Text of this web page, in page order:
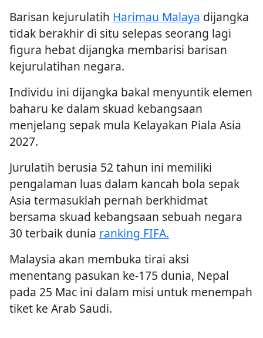
Barisan kejurulatih Harimau Malaya dijangka
tidak berakhir di situ selepas seorang lagi
figura hebat dijangka membarisi barisan
kejurulatihan negara.
Individu ini dijangka bakal menyuntik elemen
baharu ke dalam skuad kebangsaan
menjelang sepak mula Kelayakan Piala Asia
2027.
Jurulatih berusia 52 tahun ini memiliki
pengalaman luas dalam kancah bola sepak
Asia termasuklah pernah berkhidmat
bersama skuad kebangsaan sebuah negara
30 terbaik dunia ranking FIFA.
Malaysia akan membuka tirai aksi
menentang pasukan ke-175 dunia, Nepal
pada 25 Mac ini dalam misi untuk menempah
tiket ke Arab Saudi.